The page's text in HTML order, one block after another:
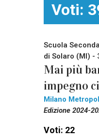
Voti:
Scuola
di Solaro (MI) -
Mai più
impegno
Milano
Edizione 2024-
Voti: 22